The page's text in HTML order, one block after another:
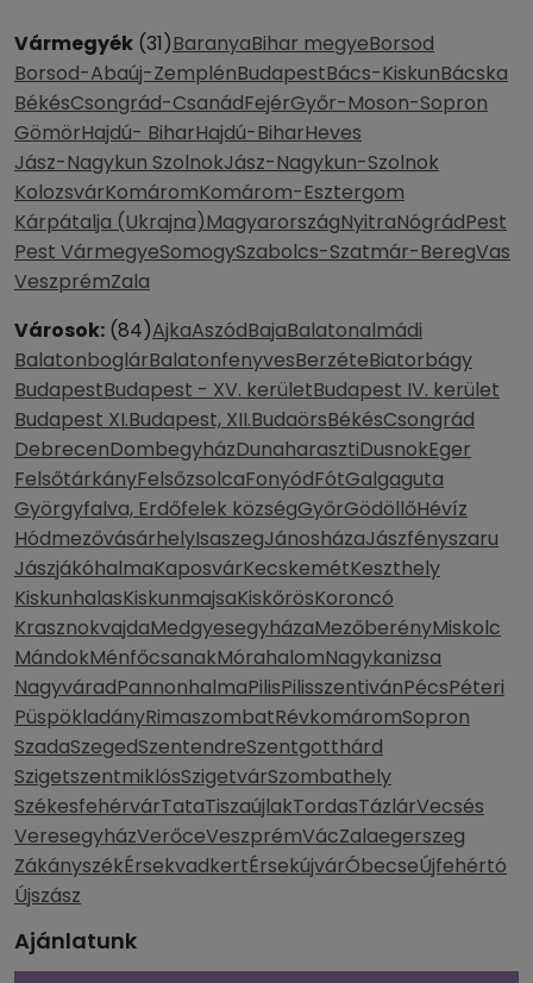
Vármegyék (31)BaranyaBihar megyeBorsod
Borsod-Abaúj-ZemplénBudapestBács-KiskunBácska
BékésCsongrád-CsanádFejérGyőr-Moson-Sopron
GömörHajdú- BiharHajdú-BiharHeves
Jász-Nagykun SzolnokJász-Nagykun-Szolnok
KolozsvárKomáromKomárom-Esztergom
Kárpátalja (Ukrajna)MagyarországNyitraNógrádPest
Pest VármegyeSomogySzabolcs-Szatmár-BeregVas
VeszprémZala
Városok: (84)AjkaAszódBajaBalatonalmádi
BalatonboglárBalatonfenyvesBerzéteBiatorbágy
BudapestBudapest - XV. kerületBudapest IV. kerület
Budapest XI.Budapest, XII.BudaörsBékésCsongrád
DebrecenDombegyházDunaharasztiDusnokEger
FelsőtárkányFelsőzsolcaFonyódFótGalgaguta
Györgyfalva, Erdőfelek községGyőrGödöllőHévíz
HódmezővásárhelyIsaszegJánosházaJászfényszaru
JászjákóhalmaKaposvárKecskemétKeszthely
KiskunhalasKiskunmajsaKiskőrösKoroncó
KrasznokvajdaMedgyesegyházaMezőberényMiskolc
MándokMénfőcsanakMórahalomNagykanizsa
NagyváradPannonhalmaPilisPilisszentivánPécsPéteri
PüspökladányRimaszombatRévkomáromSopron
SzadaSzegedSzentendreSzentgotthárd
SzigetszentmiklósSzigetvárSzombathely
SzékesfehérvárTataTiszaújlakTordasTázlárVecsés
VeresegyházVerőceVeszprémVácZalaegerszeg
ZákányszékÉrsekvadkertÉrsekújvárÓbecseÚjfehértó
Újszász
Ajánlatunk